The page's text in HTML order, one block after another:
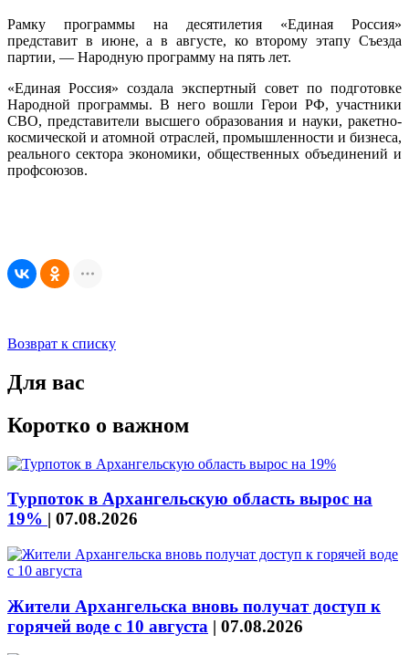
Рамку программы на десятилетия «Единая Россия»
представит в июне, а в августе, ко второму этапу Съезда
партии, — Народную программу на пять лет.
«Единая Россия» создала экспертный совет по подготовке
Народной программы. В него вошли Герои РФ, участники
СВО, представители высшего образования и науки, ракетно-
космической и атомной отраслей, промышленности и бизнеса,
реального сектора экономики, общественных объединений и
профсоюзов.
Возврат к списку
Для вас
Коротко о важном
Турпоток в Архангельскую область вырос на
19% | 07.08.2026
Жители Архангельска вновь получат доступ к
горячей воде с 10 августа | 07.08.2026